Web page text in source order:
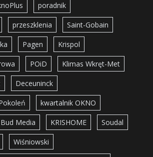
poradnik
przeszklenia Saint-Gobain
Pagen Krispol
POiD Klimas Wkręt-Met
Deceuninck
kwartalnik OKNO
Media KRISHOME Soudal
Wiśniowski